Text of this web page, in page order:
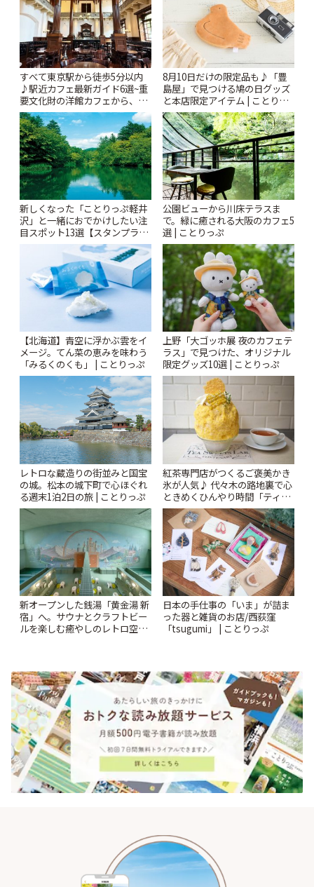
すべて東京駅から徒歩5分以内
♪駅近カフェ最新ガイド6選~重
要文化財の洋館カフェから、改
札すぐのレトロ喫茶まで~ | こと
りっぷ
8月10日だけの限定品も♪「豊
島屋」で見つける鳩の日グッズ
と本店限定アイテム | ことりっ
ぷ
新しくなった「ことりっぷ軽井
沢」と一緒におでかけしたい注
目スポット13選【スタンプラリ
ー開催中】 | ことりっぷ
公園ビューから川床テラスま
で。緑に癒される大阪のカフェ5
選 | ことりっぷ
【北海道】青空に浮かぶ雲をイ
メージ。てん菜の恵みを味わう
「みるくのくも」 | ことりっぷ
上野「大ゴッホ展 夜のカフェテ
ラス」で見つけた、オリジナル
限定グッズ10選 | ことりっぷ
レトロな蔵造りの街並みと国宝
の城。松本の城下町で心ほぐれ
る週末1泊2日の旅 | ことりっぷ
紅茶専門店がつくるご褒美かき
氷が人気♪ 代々木の路地裏で心
ときめくひんやり時間「ティー
スイーツ ラボ コンテナート」 |
ことりっぷ
新オープンした銭湯「黄金湯 新
宿」へ。サウナとクラフトビー
ルを楽しむ癒やしのレトロ空間
日本の手仕事の「いま」が詰ま
った器と雑貨のお店/西荻窪
「tsugumi」 | ことりっぷ